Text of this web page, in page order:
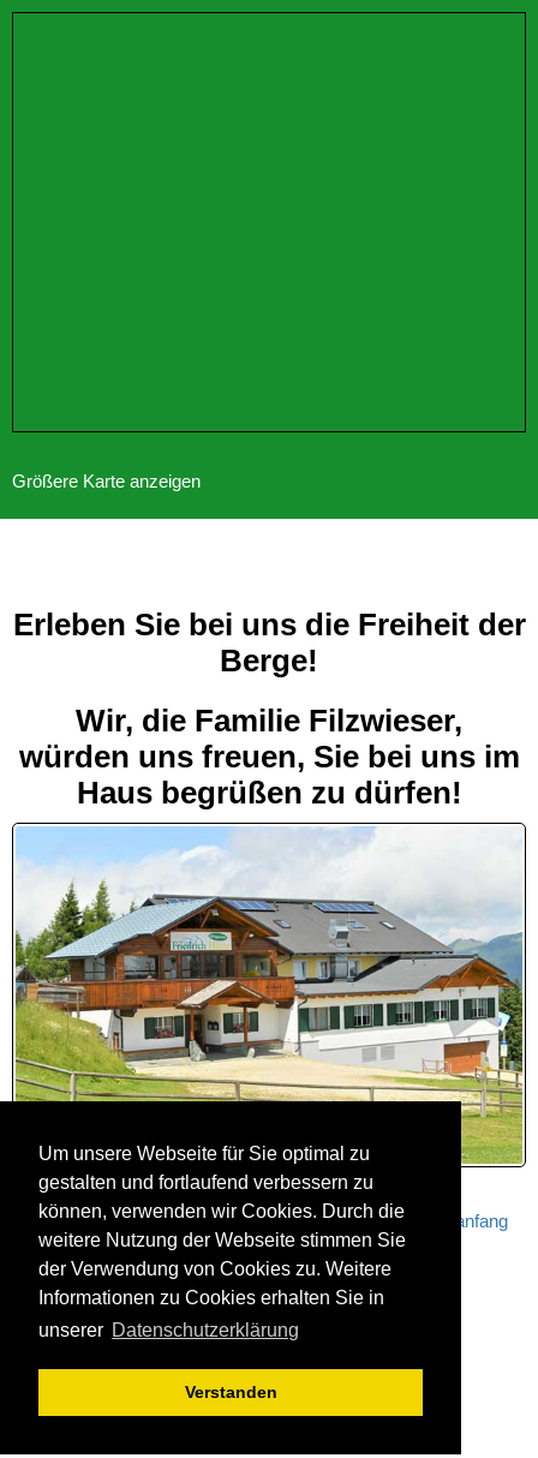
Um unsere Webseite für Sie optimal zu
gestalten und fortlaufend verbessern zu
können, verwenden wir Cookies. Durch die
weitere Nutzung der Webseite stimmen Sie
der Verwendung von Cookies zu. Weitere
Informationen zu Cookies erhalten Sie in
unserer Datenschutzerklärung
Verstanden
Größere Karte anzeigen
Erleben Sie bei uns die Freiheit der
Berge!
Wir, die Familie Filzwieser,
würden uns freuen, Sie bei uns im
Haus begrüßen zu dürfen!
zurück zum Seitenanfang